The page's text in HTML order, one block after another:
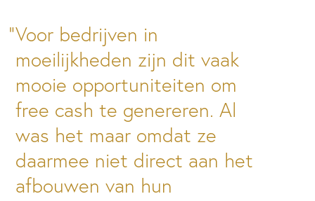
Voor bedrijven in
moeilijkheden zijn dit vaak
mooie opportuniteiten om
free cash te genereren. Al
was het maar omdat ze
daarmee niet direct aan het
afbouwen van hun